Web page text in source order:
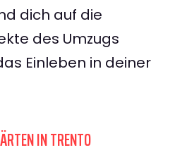
dich auf die
des Umzugs
Einleben in deiner
IN TRENTO